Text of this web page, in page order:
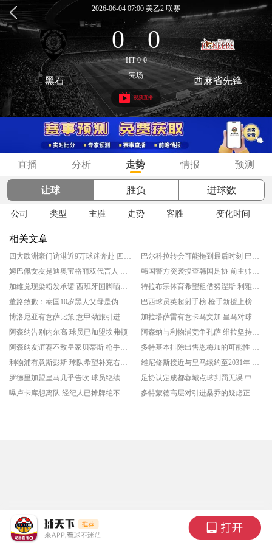
2026-06-04 07:00 美乙2 联赛
0 : 0
HT 0-0
黑石 完场 西麻省先锋
视频直播
直播 分析 走势 情报 预测
让球 胜负 进球数
公司 类型 主胜 走势 客胜 变化时间
相关文章
四大欧洲豪门访港近9万球迷奔赴 四大优势助香港成办赛首选地
巴尔科拉转会可能拖到最后时刻 巴黎圣日耳曼坚持高价立场
姆巴佩女友是迪奥宝格丽双代言人 法国球星正式公开恋情
韩国警方突袭搜查韩国足协 前主帅洪明甫此前遭传唤
加维兑现染粉发承诺 西班牙国脚晒出新造型
特拉布宗体育希望租借努涅斯 利雅得新月愿意让球员离开
董路致歉：泰国10岁黑人父母是伪造的 其年龄也造假
巴西球员英超射手榜 枪手新援上榜
博洛尼亚有意萨比策 意甲劲旅引进球员难度较大
加拉塔萨雷有意卡马文加 皇马对球员离开持开放态度
阿森纳告别内尔高 球员已加盟埃弗顿
阿森纳与利物浦竞争孔萨 维拉坚持高价
阿森纳友谊赛不敌皇家贝蒂斯 枪手遭遇季前赛首败
多特基本排除出售恩梅加的可能性 大黄蜂希望留住主力
利物浦有意斯彭斯 球队希望补充右后卫位置
维尼修斯接近与皇马续约至2031年 球员获得涨薪
罗德里加盟皇马几乎告吹 球员继续寻找其他机会
足协认定成都蓉城点球判罚无误 中超争冠走势未受扰动
曝卢卡库想离队 经纪人已摊牌绝不接受替补定位
多特蒙德高层对引进桑乔的疑虑正在增加 至今没有其他球队推动免签他